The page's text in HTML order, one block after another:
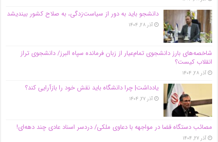
دانشجو باید به دور از سیاست‌زدگی، به صلاح کشور بیندیشد
آذر ۲۸, ۱۴۰۴
شاخصه‌های بارز دانشجوی تمام‌عیار از زبان فرمانده سپاه البرز/ دانشجوی تراز
انقلاب کیست؟
آذر ۲۸, ۱۴۰۴
یادداشت| چرا دانشگاه باید نقش خود را بازآرایی کند؟
آذر ۲۷, ۱۴۰۴
مصائب دستگاه قضا در مواجهه با دعاوی ملکی/ دردسر اسناد عادی چند‌ دهه‌ای!
آذر ۲۷, ۱۴۰۴